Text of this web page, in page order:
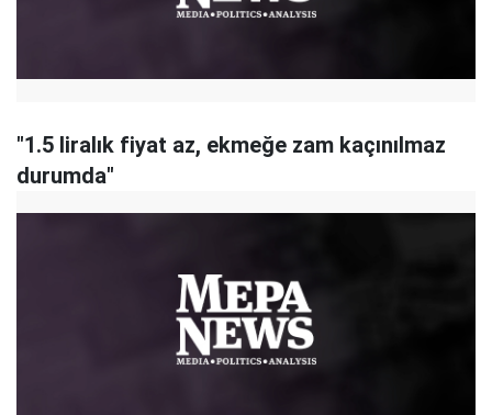
"1.5 liralık fiyat az, ekmeğe zam kaçınılmaz
durumda"